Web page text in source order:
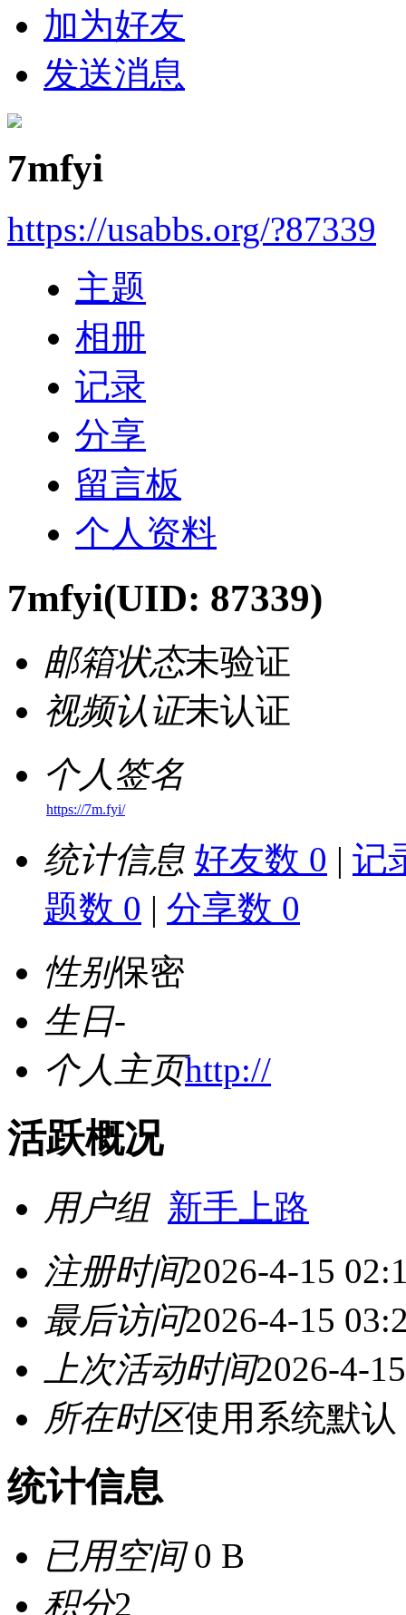
加为好友
发送消息
7mfyi
https://usabbs.org/?87339
主题
相册
记录
分享
留言板
个人资料
7mfyi(UID: 87339)
邮箱状态未验证
视频认证未认证
个人签名
https://7m.fyi/
统计信息 好友数 0 | 记
题数 0 | 分享数 0
性别保密
生日-
个人主页http://
活跃概况
用户组 新手上路
注册时间2026-4-15
最后访问2026-4-15
上次活动时间2026-4-
所在时区使用系统默认
统计信息
已用空间0 B
积分2